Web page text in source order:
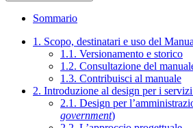
Sommario
1. Scopo, destinatari e uso del
1.1. Versionamento e storico
1.2. Consultazione del
1.3. Contribuisci al manuale
2. Introduzione al design per i
2.1. Design per
government)